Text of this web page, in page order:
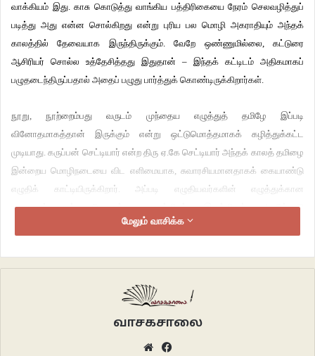
வாக்கியம் இது. காசு கொடுத்து வாங்கிய பத்திரிகையை நேரம் செலவழித்துப்
படித்து அது என்ன சொல்கிறது என்று புரிய பல மொழி அகராதியும் அந்தக்
காலத்தில் தேவையாக இருந்திருக்கும். வேறே ஒண்ணுமில்லை, கட்டுரை
ஆசிரியர் சொல்ல உத்தேசித்தது இதுதான் – இந்தக் கட்டிடம் அதிகமாகப்
பழுதடைந்திருப்பதால் அதைப் பழுது பார்த்துக் கொண்டிருக்கிறார்கள்.
நூறு, நூற்றைம்பது வருடம் முந்தைய எழுத்துத் தமிழே இப்படி
வினோதமாகத்தான் இருக்கும் என்று ஒட்டுமொத்தமாகக் கழித்துக்கட்ட
முடியாது. கருப்பன் செட்டியார் என்ற திரு ஏ.கே செட்டியார் அந்தக் காலத் தமிழை
இன்றைய மொழிநடையை விட எளிமையாக, சுவாரசியமானதாகக் கையாண்டு
எழுதிக் காட்டியிருக்கிறார். அப்படி எழுதியவர்களின் எழுத்துக்கான
உதாரணங்களைத் தொகுத்து வழங்கியும் இருக்கிறார். ‘தமிழ்நாடு
நூறாண்டுகளுக்கு முந்தைய பயணக் கட்டுரைகள்’ என்ற அவரது நூல் (சந்தியா
நல்ல மொழிநடையோடு எளிய தமிழில் வந்திருப்பதைப் பார்க்கலாம்.
முருகன் கோவிலில் பக்தர்கள் பட்ட கஷ்டத்தைச் சொல்வது இப்படி=
மேலும் வாசிக்க
வாசகசாலை
Website